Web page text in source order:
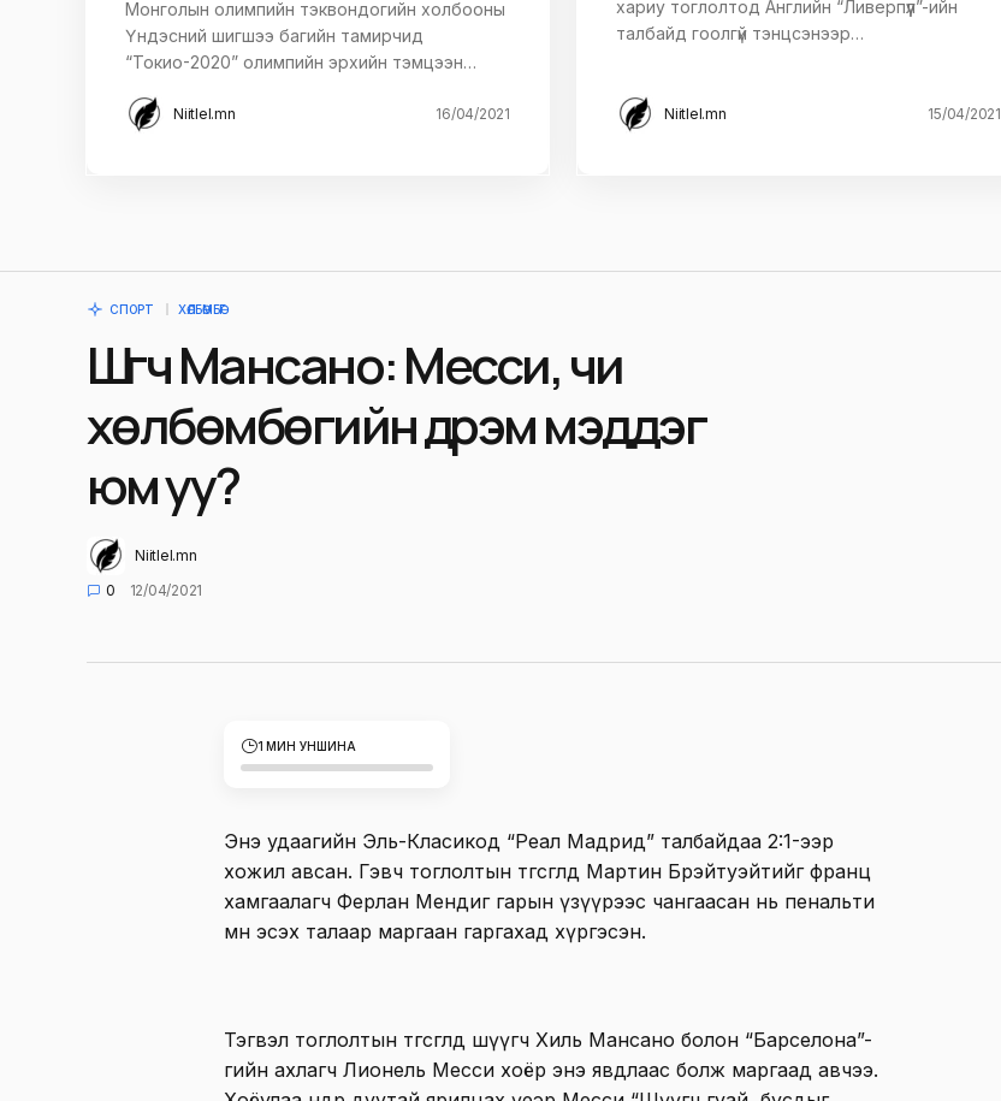
Монголын олимпийн тэквондогийн холбооны
Үндэсний шигшээ багийн тамирчид
“Токио-2020” олимпийн эрхийн тэмцээн…
Niitlel.mn 16/04/2021
хариу тоглолтод Английн “Ливерпүүл”-ийн
талбайд гоолгүй тэнцсэнээр…
Niitlel.mn 15/04/2021
СПОРТ ХӨЛБӨМБӨГ
Шүүгч Мансано: Месси, чи
хөлбөмбөгийн дүрэм мэддэг
юм уу?
Niitlel.mn
0
12/04/2021
1 МИН УНШИНА
Энэ удаагийн Эль-Класикод “Реал Мадрид” талбайдаа 2:1-ээр
хожил авсан. Гэвч тоглолтын төгсгөлд Мартин Брэйтуэйтийг франц
хамгаалагч Ферлан Мендиг гарын үзүүрээс чангаасан нь пенальти
мөн эсэх талаар маргаан гаргахад хүргэсэн.
Тэгвэл тоглолтын төгсгөлд шүүгч Хиль Мансано болон “Барселона”-
гийн ахлагч Лионель Месси хоёр энэ явдлаас болж маргаад авчээ.